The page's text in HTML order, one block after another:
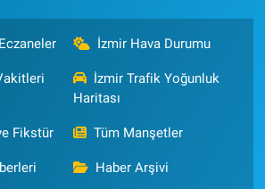
İzmir Hava Durumu
İzmir Trafik Yoğunluk
Haritası
Fikstür Tüm Manşetler
Haber Arşivi